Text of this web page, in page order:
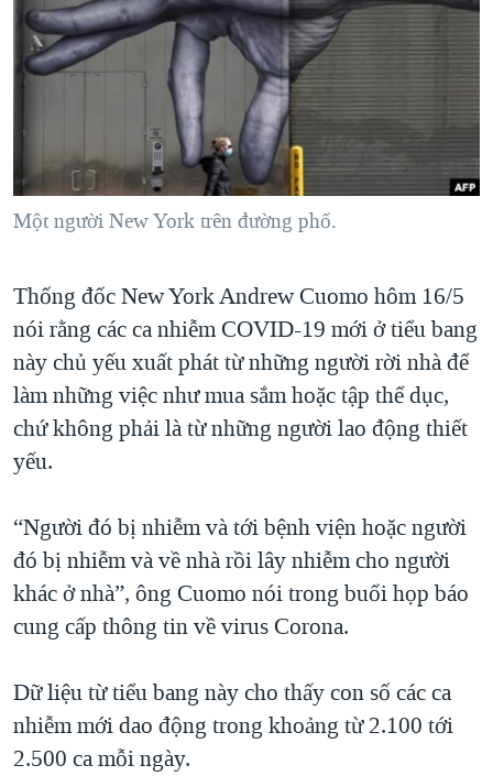
"Tìm"NGƯỜI VIỆT HẢI NGOẠI
ĐỜI SỐNG
SỨC KHOẺ
VĂN HOÁ
GIÁO DỤC
TẠI
HÀNH TRÌNH BẦU CỬ 2024
MỘT NĂM CHIẾN TRANH TẠI DẢI GAZA
GIẢI MÃ VÀNH ĐAI & CON ĐƯỜNG
NGÀY TỊ NẠN THẾ GIỚI
CHI PHÍ CHIẾN TRANH AFGHANISTAN
CÁC GIÁ TRỊ CỘNG HÒA Ở VIỆT NAM
THƯỢNG ĐỈNH TRUMP-KIM TẠI VIỆT NAM
TRỊNH VĨNH BÌNH VS. CHÍNH PHỦ VIỆT NAM
NGƯ DÂN VIỆT VÀ LÀN SÓNG TRỘM HẢI SÂM
QUAN HỆ VIỆT MỸ
VIDEO
NGHE
Ngôn ngữ khác
Một người New York trên đường phố.
Thống đốc New York Andrew Cuomo hôm 16/5
nói rằng các ca nhiễm COVID-19 mới ở tiểu bang
này chủ yếu xuất phát từ những người rời nhà để
làm những việc như mua sắm hoặc tập thể dục,
chứ không phải là từ những người lao động thiết
yếu.
“Người đó bị nhiễm và tới bệnh viện hoặc người
đó bị nhiễm và về nhà rồi lây nhiễm cho người
khác ở nhà”, ông Cuomo nói trong buổi họp báo
cung cấp thông tin về virus Corona.
Dữ liệu từ tiểu bang này cho thấy con số các ca
nhiễm mới dao động trong khoảng từ 2.100 tới
2.500 ca mỗi ngày.